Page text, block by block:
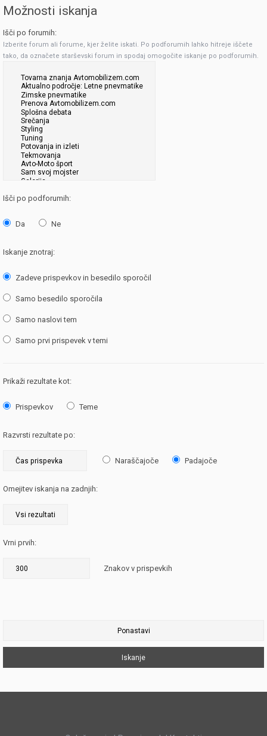
Možnosti iskanja
Išči po forumih:
Izberite forum ali forume, kjer želite iskati. Po podforumih lahko hitreje iščete
tako, da označete starševski forum in spodaj omogočite iskanje po podforumih.
Išči po podforumih:
Da Ne
Iskanje znotraj:
Zadeve prispevkov in besedilo sporočil
Samo besedilo sporočila
Samo naslovi tem
Samo prvi prispevek v temi
Prikaži rezultate kot:
Prispevkov Teme
Razvrsti rezultate po:
Naraščajoče Padajoče
Omejitev iskanja na zadnjih:
Vrni prvih:
Znakov v prispevkih